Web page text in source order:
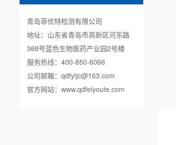
青岛菲优特检测有限公司
地址：山东省青岛市高新区河东路
368号蓝色生物医药产业园2号楼
服务热线：400-850-6066
公司邮箱：qdfytjc@163.com
官方网站：www.qdfeiyoute.com